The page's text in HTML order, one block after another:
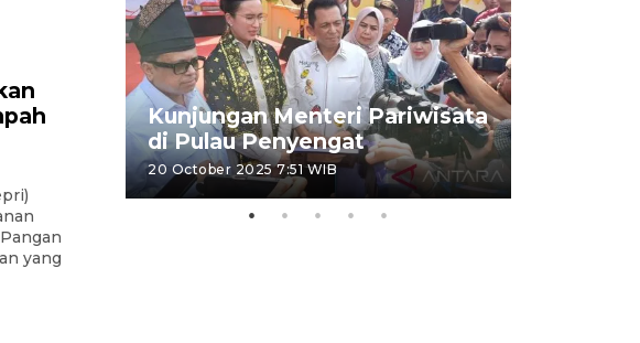
yang
Kunjungan Menteri Pariwisata
di Pulau Penyengat
20 October 2025 7:51 WIB